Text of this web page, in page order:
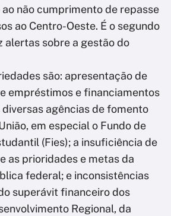
não cumprimento de repasse
ao Centro-Oeste. É o segundo
alertas sobre a gestão do
são: apresentação de
empréstimos e financiamentos
agências de fomento
em especial o Fundo de
(Fies); a insuficiência de
as prioridades e metas da
federal; e inconsistências
superávit financeiro dos
Regional, da